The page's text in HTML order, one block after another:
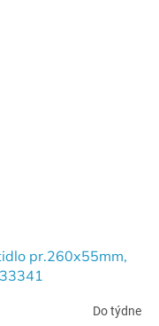
pr.260x55mm,
Do týdne